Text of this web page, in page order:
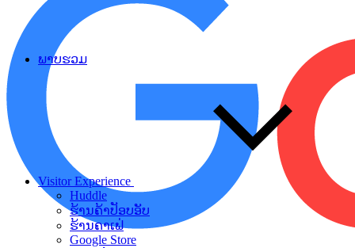
ພາບຮວມ
Visitor Experience
Huddle
ຮ້ານຄ້າປັອບອັບ
ຮ້ານຄາເຟ່
Google Store